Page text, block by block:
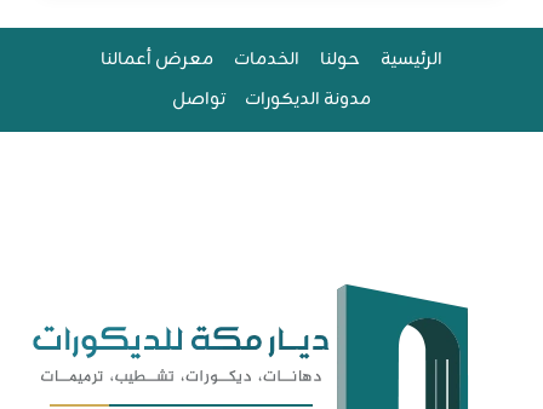
بمكة
ت
0562525651
تجديد
الرئيسية حولنا الخدمات
معرض أعمالنا
مدونة الديكورات
تواصل